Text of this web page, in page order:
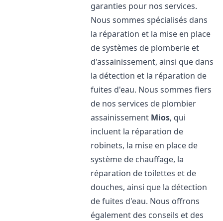
garanties pour nos services.
Nous sommes spécialisés dans
la réparation et la mise en place
de systèmes de plomberie et
d'assainissement, ainsi que dans
la détection et la réparation de
fuites d'eau. Nous sommes fiers
de nos services de plombier
assainissement Mios, qui
incluent la réparation de
robinets, la mise en place de
système de chauffage, la
réparation de toilettes et de
douches, ainsi que la détection
de fuites d'eau. Nous offrons
également des conseils et des